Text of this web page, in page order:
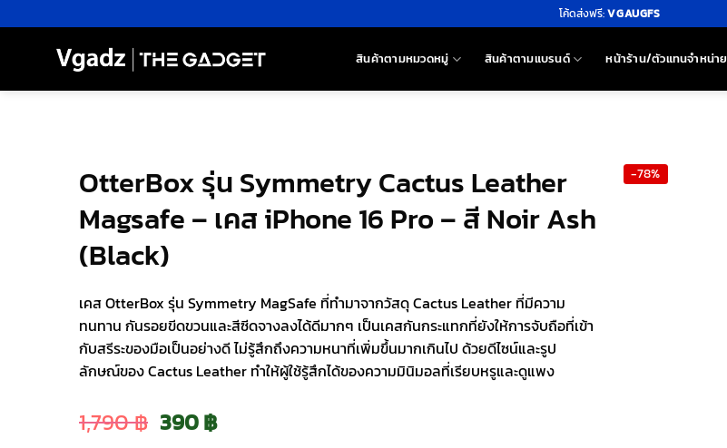
ไป
โค้ดส่งฟรี:VGAUGFS
สินค้าตามหมวดหมู่ สินค้าตามแบรนด์ หน้าร้าน/ตัวแทนจำหน่าย
OtterBox รุ่น Symmetry Cactus Leather
Magsafe – เคส iPhone 16 Pro – สี Noir Ash
(Black)
เคส OtterBox รุ่น Symmetry MagSafe ที่ทำมาจากวัสดุ Cactus Leather ที่มีความ
ทนทาน กันรอยขีดขวนและสีซีดจางลงได้ดีมากๆ เป็นเคสกันกระแทกที่ยังให้การจับถือที่เข้า
กับสรีระของมือเป็นอย่างดี ไม่รู้สึกถึงความหนาที่เพิ่มขึ้นมากเกินไป ด้วยดีไซน์และรูป
ลักษณ์ของ Cactus Leather ทำให้ผู้ใช้รู้สึกได้ของความมินิมอลที่เรียบหรูและดูแพง
1,790฿ Original
390฿Current
-78%